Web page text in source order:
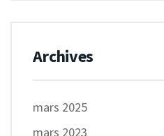
Archives
mars 2025
mars 2023